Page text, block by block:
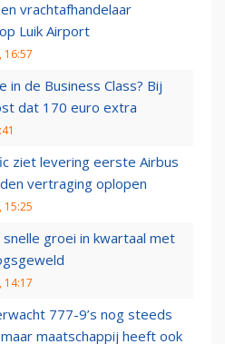
vrachtafhandelaar
Luik Airport
16:57
in de Business Class? Bij
dat 170 euro extra
ziet levering eerste Airbus
vertraging oplopen
15:25
groei in kwartaal met
14:17
777-9’s nog steeds
maatschappij heeft ook